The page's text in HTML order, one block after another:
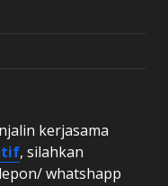
kerjasama
, silahkan
whatshapp